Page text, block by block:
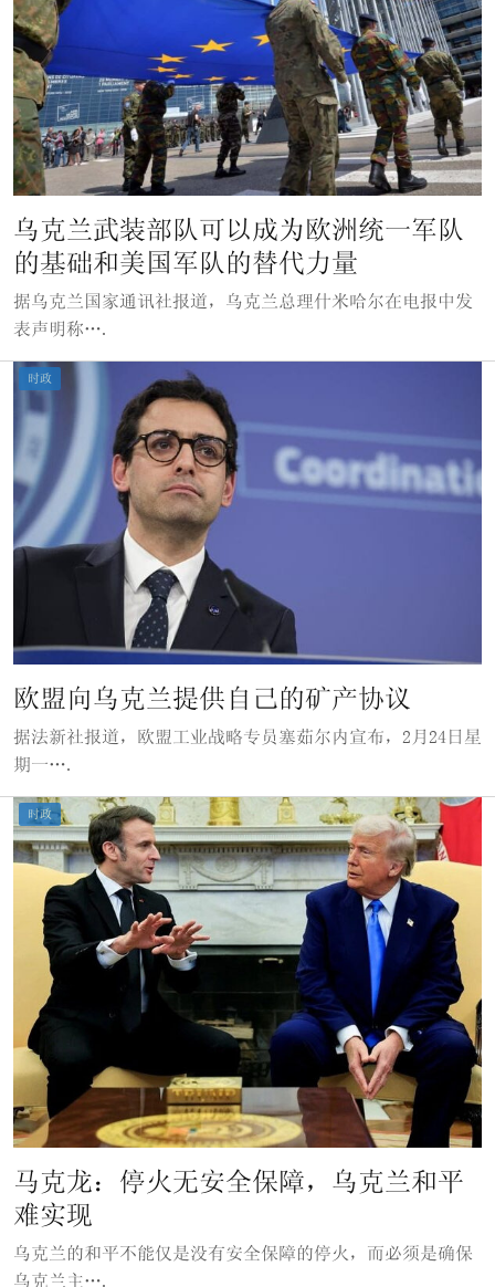
乌克兰武装部队可以成为欧洲统一军队
的基础和美国军队的替代力量
据乌克兰国家通讯社报道，乌克兰总理什米哈尔在电报中发
表声明称….
时政
欧盟向乌克兰提供自己的矿产协议
据法新社报道，欧盟工业战略专员塞茹尔内宣布，2月24日星
期一….
时政
马克龙：停火无安全保障，乌克兰和平
难实现
乌克兰的和平不能仅是没有安全保障的停火，而必须是确保
乌克兰主….